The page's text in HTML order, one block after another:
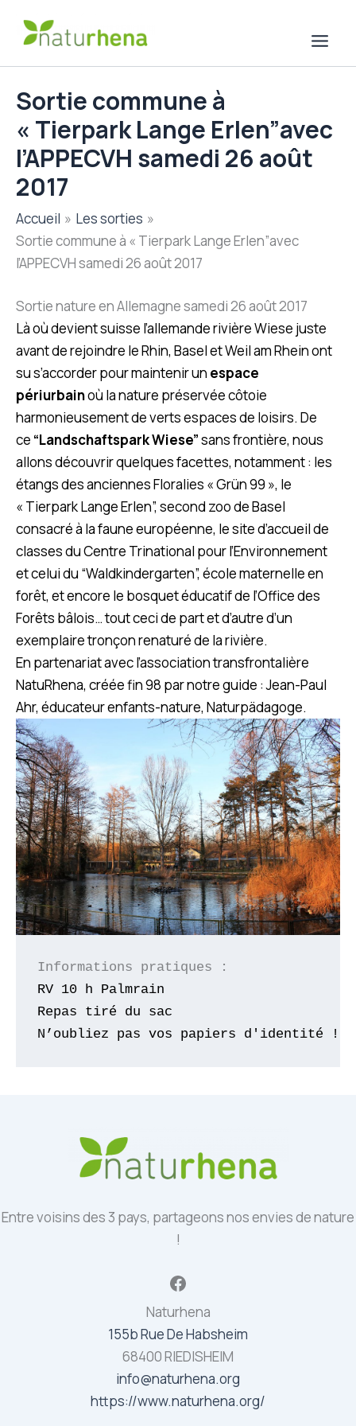
Sortie commune à
« Tierpark Lange Erlen”avec
l’APPECVH samedi 26 août
2017
Accueil
Les sorties
Sortie commune à « Tierpark Lange Erlen”avec
l’APPECVH samedi 26 août 2017
Sortie nature en Allemagne samedi 26 août 2017
Là où devient suisse l’allemande rivière Wiese juste
avant de rejoindre le Rhin, Basel et Weil am Rhein ont
su s’accorder pour maintenir un espace
périurbainoù la nature préservée côtoie
harmonieusement de verts espaces de loisirs. De
ce “Landschaftspark Wiese”sans frontière, nous
allons découvrir quelques facettes, notamment : les
étangs des anciennes Floralies « Grün 99 », le
« Tierpark Lange Erlen”, second zoo de Basel
consacré à la faune européenne, le site d’accueil de
classes du Centre Trinational pour l’Environnement
et celui du “Waldkindergarten”, école maternelle en
forêt, et encore le bosquet éducatif de l’Office des
Forêts bâlois… tout ceci de part et d’autre d’un
exemplaire tronçon renaturé de la rivière.
En partenariat avec l’association transfrontalière
NatuRhena, créée fin 98 par notre guide : Jean-Paul
Ahr, éducateur enfants-nature, Naturpädagoge.
RV 10 h Palmrain
Repas tiré du sac
N’oubliez pas vos papiers d'identité !
Entre voisins des 3 pays, partageons nos envies de nature
!
Facebook
Naturhena
155b Rue De Habsheim
68400 RIEDISHEIM
info@naturhena.org
https://www.naturhena.org/